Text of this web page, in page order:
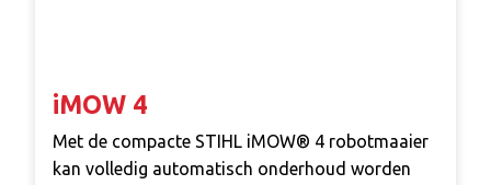
iMOW 4
Met de compacte STIHL iMOW® 4 robotmaaier
kan volledig automatisch onderhoud worden